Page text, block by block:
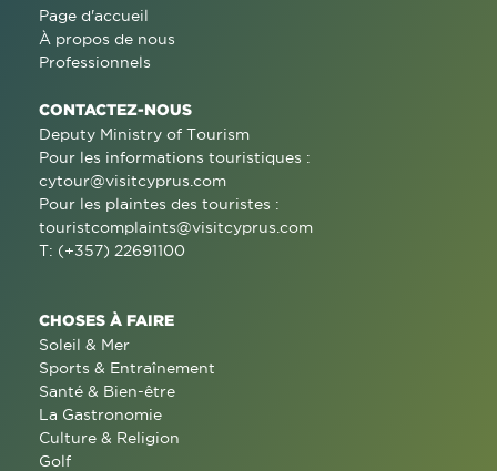
Page d'accueil
À propos de nous
Professionnels
CONTACTEZ-NOUS
Deputy Ministry of Tourism
Pour les informations touristiques :
cytour@visitcyprus.com
Pour les plaintes des touristes :
touristcomplaints@visitcyprus.com
T: (+357) 22691100
CHOSES À FAIRE
Soleil & Mer
Sports & Entraînement
Santé & Bien-être
La Gastronomie
Culture & Religion
Golf